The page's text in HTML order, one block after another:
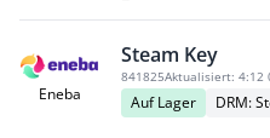
Eneba
Steam Key
841825Aktualisiert: 4:12
Auf Lager DRM: